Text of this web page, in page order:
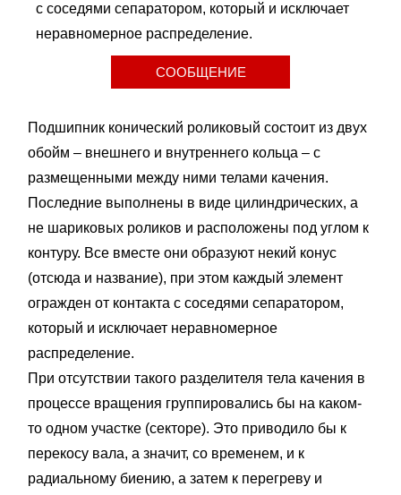
с соседями сепаратором, который и исключает
неравномерное распределение.
СООБЩЕНИЕ
Подшипник конический роликовый состоит из двух
обойм – внешнего и внутреннего кольца – с
размещенными между ними телами качения.
Последние выполнены в виде цилиндрических, а
не шариковых роликов и расположены под углом к
контуру. Все вместе они образуют некий конус
(отсюда и название), при этом каждый элемент
огражден от контакта с соседями сепаратором,
который и исключает неравномерное
распределение.
При отсутствии такого разделителя тела качения в
процессе вращения группировались бы на каком-
то одном участке (секторе). Это приводило бы к
перекосу вала, а значит, со временем, и к
радиальному биению, а затем к перегреву и